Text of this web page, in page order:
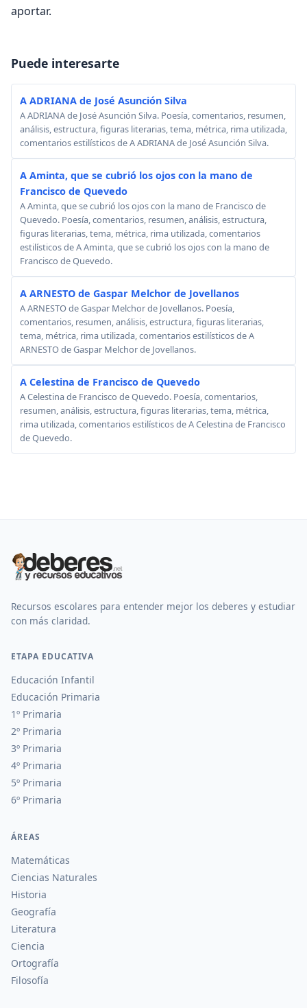
aportar.
Puede interesarte
A ADRIANA de José Asunción Silva
A ADRIANA de José Asunción Silva. Poesía, comentarios, resumen,
análisis, estructura, figuras literarias, tema, métrica, rima utilizada,
comentarios estilísticos de A ADRIANA de José Asunción Silva.
A Aminta, que se cubrió los ojos con la mano de
Francisco de Quevedo
A Aminta, que se cubrió los ojos con la mano de Francisco de
Quevedo. Poesía, comentarios, resumen, análisis, estructura,
figuras literarias, tema, métrica, rima utilizada, comentarios
estilísticos de A Aminta, que se cubrió los ojos con la mano de
Francisco de Quevedo.
A ARNESTO de Gaspar Melchor de Jovellanos
A ARNESTO de Gaspar Melchor de Jovellanos. Poesía,
comentarios, resumen, análisis, estructura, figuras literarias,
tema, métrica, rima utilizada, comentarios estilísticos de A
ARNESTO de Gaspar Melchor de Jovellanos.
A Celestina de Francisco de Quevedo
A Celestina de Francisco de Quevedo. Poesía, comentarios,
resumen, análisis, estructura, figuras literarias, tema, métrica,
rima utilizada, comentarios estilísticos de A Celestina de Francisco
de Quevedo.
Recursos escolares para entender mejor los deberes y estudiar
con más claridad.
ETAPA EDUCATIVA
Educación Infantil
Educación Primaria
1º Primaria
2º Primaria
3º Primaria
4º Primaria
5º Primaria
6º Primaria
ÁREAS
Matemáticas
Ciencias Naturales
Historia
Geografía
Literatura
Ciencia
Ortografía
Filosofía